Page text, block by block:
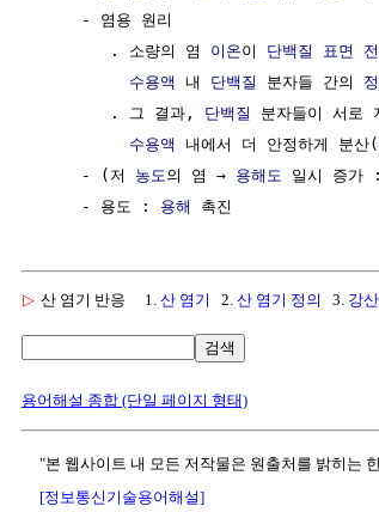
     - 염용 원리
        . 소량의 염
이온이 단백질 표면
수용액
내 단백질 분자들 간의
        . 그 결과,
단백질
분자들이 서로
수용액
내에서 더 안정하게 분산(
     - (저
농도의 염 → 용해도 일시 증가
     - 용도 :
용해
▷ 산 염기 반응 1. 산 염기 2. 산 염기 정의 3. 강
검색
용어해설 종합 (단일 페이지 형태)
"본 웹사이트 내 모든 저작물은 원출처를 밝히는
[정보통신기술용어해설]